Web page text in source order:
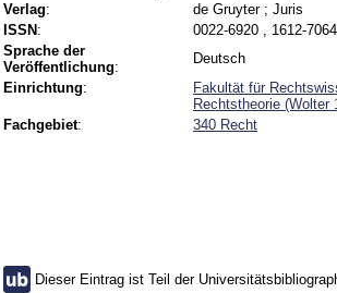
Verlag:
de Gruyter ; Juris
ISSN :
0022-6920 , 1612-7064
Sprache der
Veröffentlichung:
Deutsch
Einrichtung:
Fakultät für
Rechtstheorie (Wolter
Fachgebiet: 340 Recht
Dieser Eintrag ist Teil der